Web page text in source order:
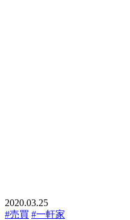
2020.03.25
#売買 #一軒家